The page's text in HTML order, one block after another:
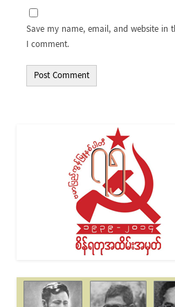
Save my name, email, and website in
I comment.